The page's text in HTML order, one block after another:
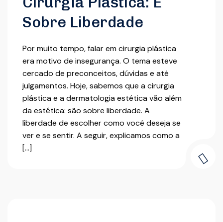
Sobre Liberdade
Por muito tempo, falar em cirurgia plástica
era motivo de insegurança. O tema esteve
cercado de preconceitos, dúvidas e até
julgamentos. Hoje, sabemos que a cirurgia
plástica e a dermatologia estética vão além
da estética: são sobre liberdade. A
liberdade de escolher como você deseja se
ver e se sentir. A seguir, explicamos como a
[…]